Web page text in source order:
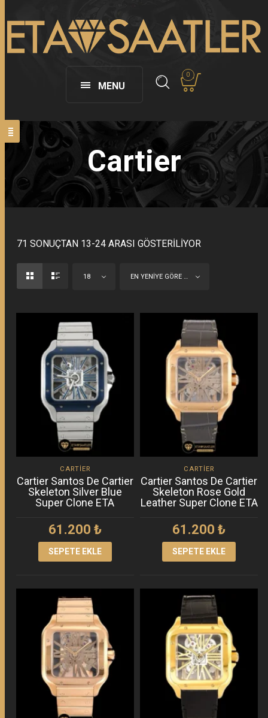
MENU
0
Cartier
71 SONUÇTAN 13-24 ARASI GÖSTERILIYOR
18 EN YENIYE GÖRE SIRALA
CARTIER
Cartier Santos De Cartier
Skeleton Silver Blue
Super Clone ETA
61.200 ₺
SEPETE EKLE
CARTIER
Cartier Santos De Cartier
Skeleton Rose Gold
Leather Super Clone ETA
61.200₺
SEPETE EKLE